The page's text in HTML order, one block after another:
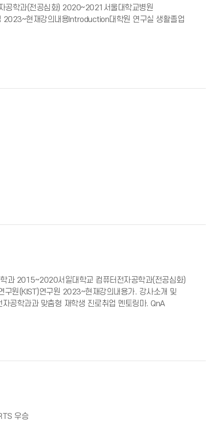
공학과(전공심화) 2020~2021서울대학교병원
현재강의내용Introduction대학원 연구실 생활졸업
과 2015~2020서일대학교 컴퓨터전자공학과(전공심화)
원(KIST)연구원 2023~현재강의내용가. 강사소개 및
공학과과 맞춤형 재학생 진로취업 멘토링마. QnA
우승